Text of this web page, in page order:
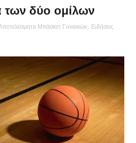
των δύο ομίλων
Μπάσκετ Γυναικών, Ειδήσεις